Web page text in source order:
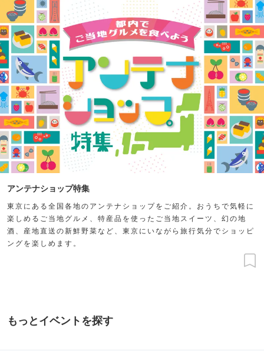
アンテナショップ特集
東京にある全国各地のアンテナショップをご紹介。おうちで気軽に
楽しめるご当地グルメ、特産品を使ったご当地スイーツ、幻の地
酒、産地直送の新鮮野菜など、東京にいながら旅行気分でショッピ
ングを楽しめます。
もっとイベントを探す